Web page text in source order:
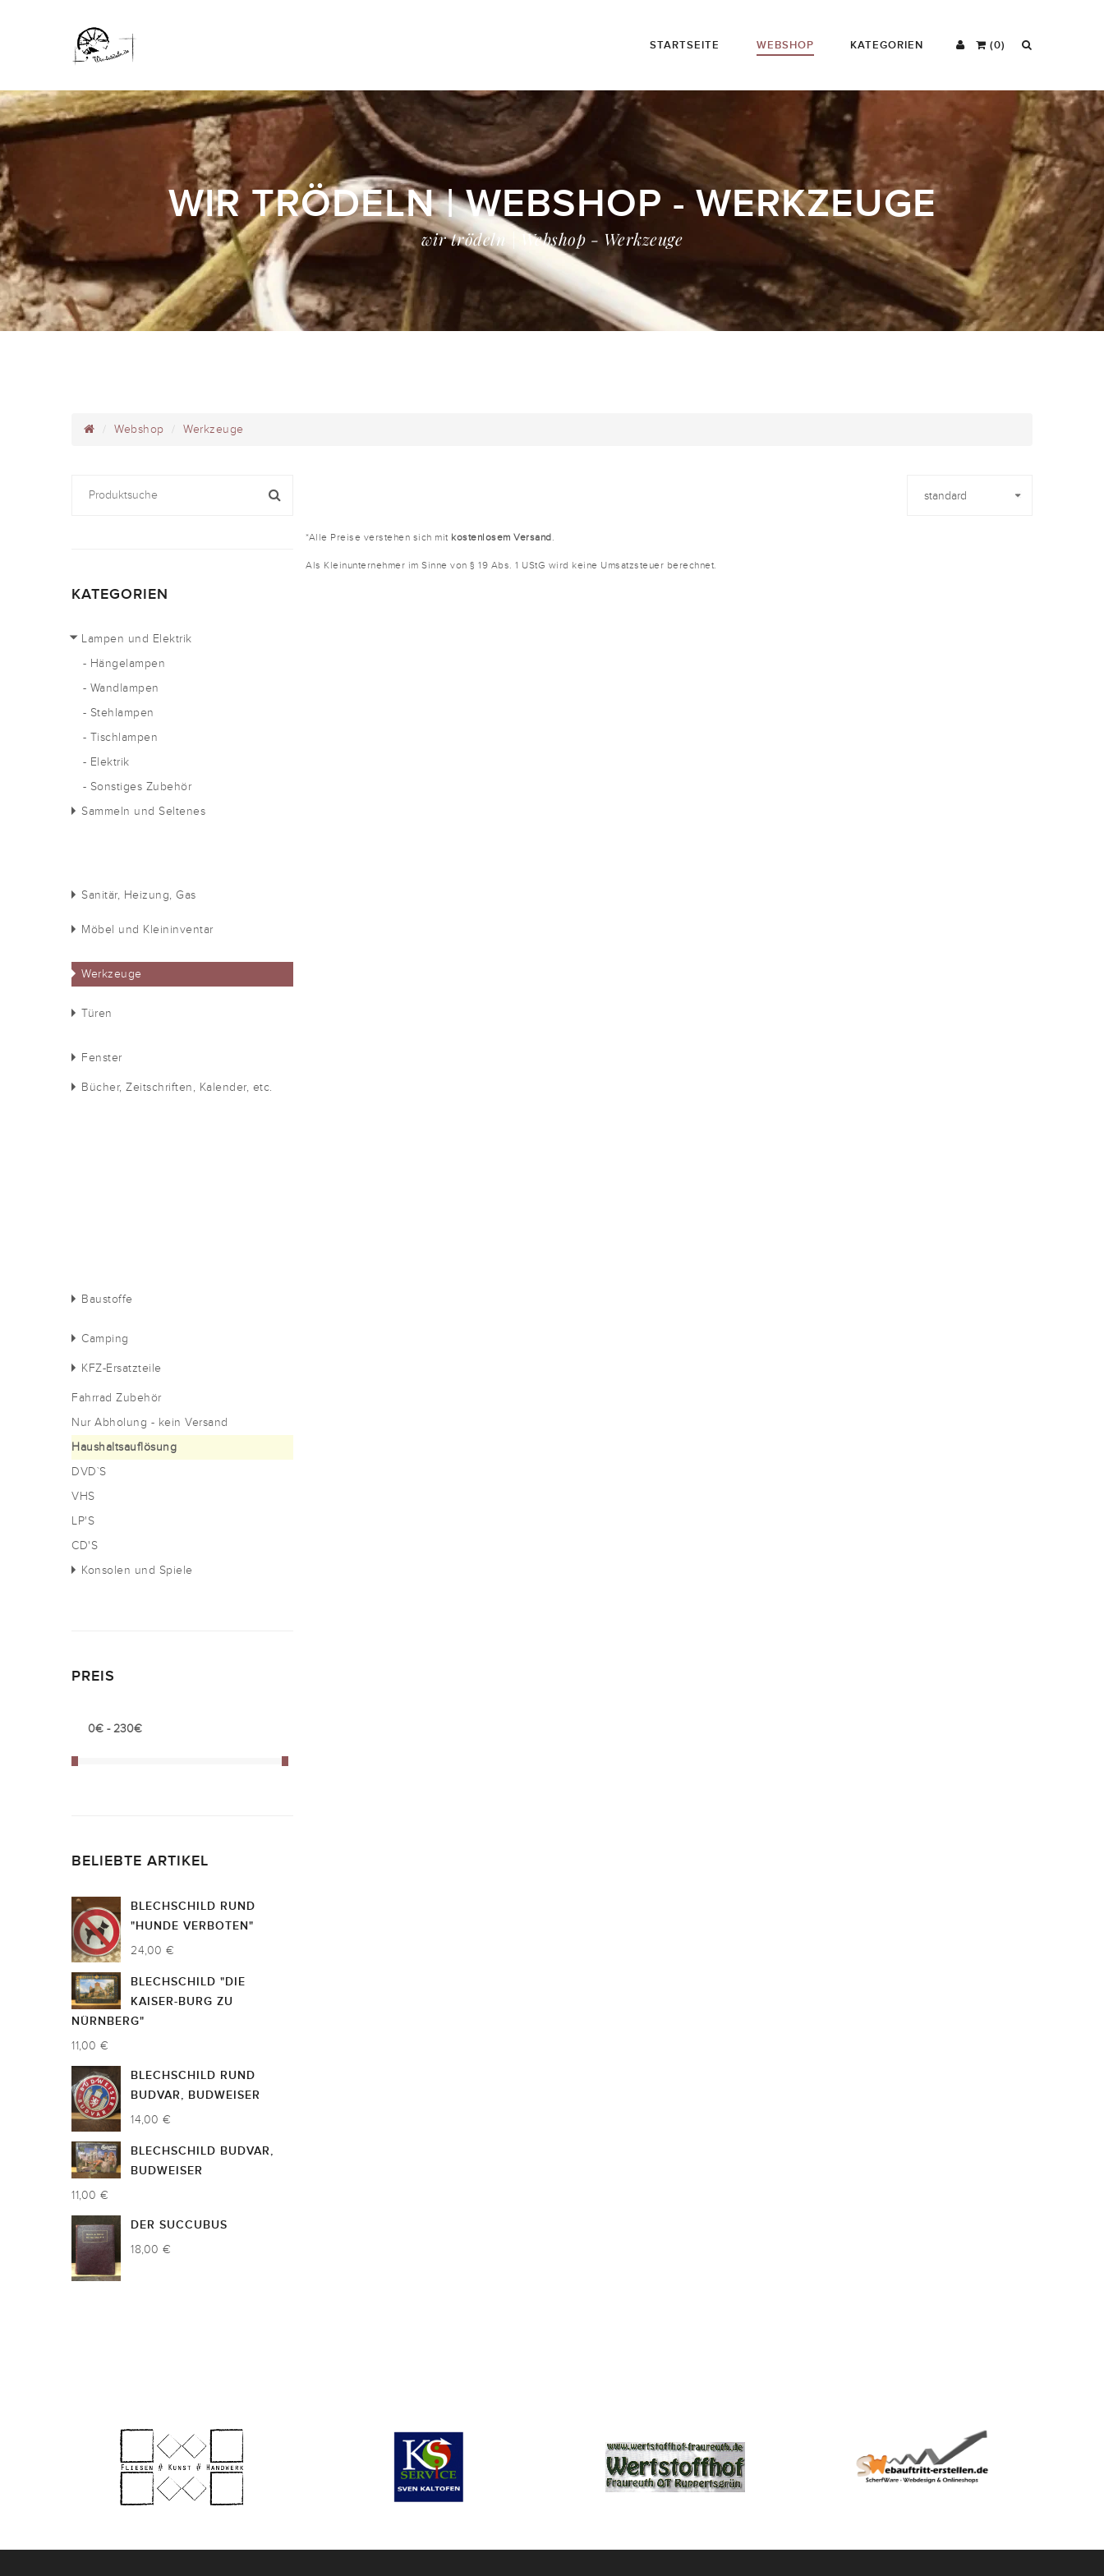
(0)
STARTSEITE WEBSHOP KATEGORIEN
WIR TRÖDELN | WEBSHOP - WERKZEUGE
wir trödeln | Webshop - Werkzeuge
Webshop Werkzeuge
KATEGORIEN
Lampen und Elektrik
- Hängelampen
- Wandlampen
- Stehlampen
- Tischlampen
- Elektrik
- Sonstiges Zubehör
Sammeln und Seltenes
Sanitär, Heizung, Gas
Möbel und Kleininventar
Werkzeuge
Türen
Fenster
Bücher, Zeitschriften, Kalender, etc.
Baustoffe
Camping
KFZ-Ersatzteile
Fahrrad Zubehör
Nur Abholung - kein Versand
Haushaltsauflösung
DVD`S
VHS
LP'S
CD'S
Konsolen und Spiele
PREIS
BELIEBTE ARTIKEL
BLECHSCHILD RUND
"HUNDE VERBOTEN"
24,00 €
BLECHSCHILD "DIE
KAISER-BURG ZU
NÜRNBERG"
11,00 €
BLECHSCHILD RUND
BUDVAR, BUDWEISER
14,00 €
BLECHSCHILD BUDVAR,
BUDWEISER
11,00 €
DER SUCCUBUS
18,00 €
*Alle Preise verstehen sich mit kostenlosem Versand.
Als Kleinunternehmer im Sinne von § 19 Abs. 1 UStG wird keine Umsatzsteuer berechnet.